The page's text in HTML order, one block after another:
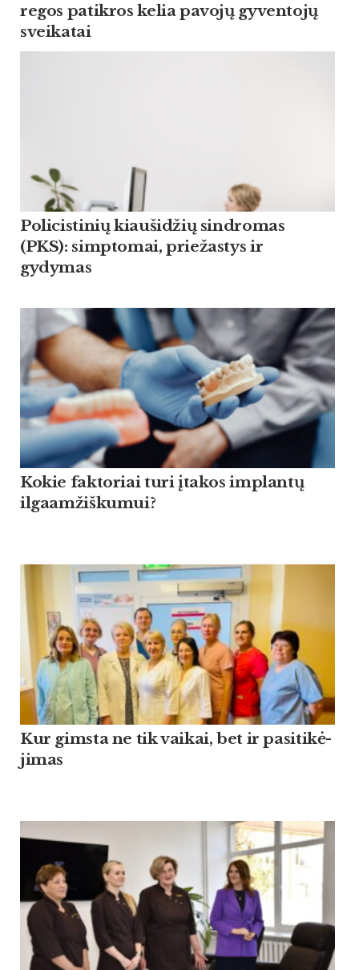
regos patikros kelia pavojų gyventojų
sveikatai
Policistinių kiaušidžių sindromas
(PKS): simptomai, priežastys ir
gydymas
Kokie faktoriai turi įtakos implantų
ilgaamžiškumui?
Kur gims­ta ne tik vai­kai, bet ir pa­si­ti­kė­
ji­mas